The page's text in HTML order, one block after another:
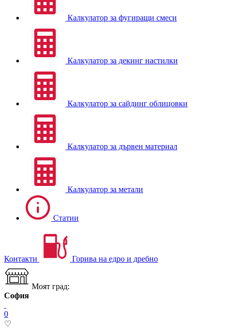
Калкулатор за фугиращи смеси
Калкулатор за декинг настилки
Калкулатор за сайдинг облицовки
Калкулатор за дървен материал
Калкулатор за метали
Статии
Контакти Горива на едро и дребно
Моят град:
София
0
♡